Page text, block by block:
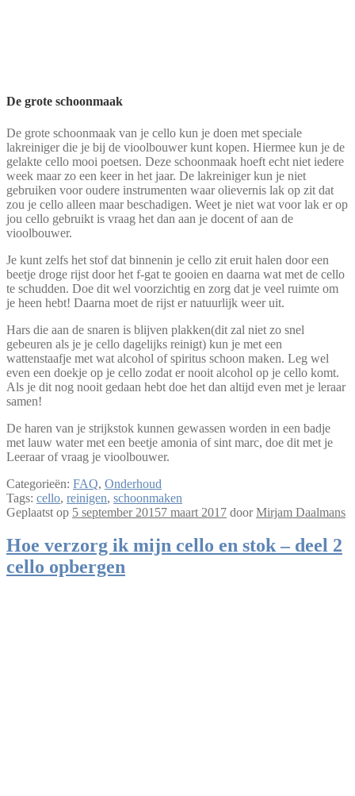
De grote schoonmaak
De grote schoonmaak van je cello kun je doen met speciale
lakreiniger die je bij de vioolbouwer kunt kopen. Hiermee kun je de
gelakte cello mooi poetsen. Deze schoonmaak hoeft echt niet iedere
week maar zo een keer in het jaar. De lakreiniger kun je niet
gebruiken voor oudere instrumenten waar olievernis lak op zit dat
zou je cello alleen maar beschadigen. Weet je niet wat voor lak er op
jou cello gebruikt is vraag het dan aan je docent of aan de
vioolbouwer.
Je kunt zelfs het stof dat binnenin je cello zit eruit halen door een
beetje droge rijst door het f-gat te gooien en daarna wat met de cello
te schudden. Doe dit wel voorzichtig en zorg dat je veel ruimte om
je heen hebt! Daarna moet de rijst er natuurlijk weer uit.
Hars die aan de snaren is blijven plakken(dit zal niet zo snel
gebeuren als je je cello dagelijks reinigt) kun je met een
wattenstaafje met wat alcohol of spiritus schoon maken. Leg wel
even een doekje op je cello zodat er nooit alcohol op je cello komt.
Als je dit nog nooit gedaan hebt doe het dan altijd even met je leraar
samen!
De haren van je strijkstok kunnen gewassen worden in een badje
met lauw water met een beetje amonia of sint marc, doe dit met je
Leeraar of vraag je vioolbouwer.
Categorieën: FAQ, Onderhoud
Tags: cello, reinigen, schoonmaken
Geplaatst op 5 september 20157 maart 2017 doorMirjam Daalmans
Hoe verzorg ik mijn cello en stok – deel 2
cello opbergen